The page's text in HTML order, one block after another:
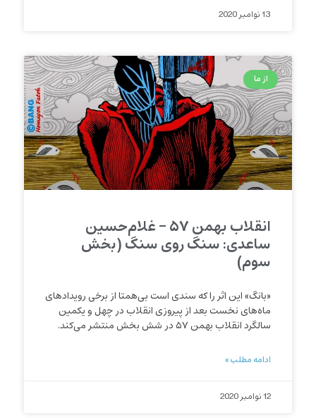
13 نوامبر 2020
از ما
انقلاب بهمن ۵۷ – غلام‌حسین
ساعدی: سنگ روی سنگ (بخش
سوم)
«بانگ» این اثر را که سندی است بی‌همتا از برخی رویدادهای
ماه‌های نخست بعد از پیروزی انقلاب در چهل و یکمین
سالگرد انقلاب بهمن ۵۷ در شش بخش منتشر می‌کند.
ادامه مطلب »
12 نوامبر 2020